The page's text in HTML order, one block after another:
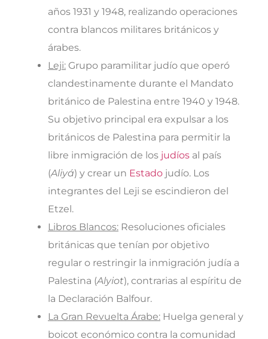
años 1931 y 1948, realizando operaciones
contra blancos militares británicos y
árabes.
Leji: Grupo paramilitar judío que operó
clandestinamente durante el Mandato
británico de Palestina entre 1940 y 1948.
Su objetivo principal era expulsar a los
británicos de Palestina para permitir la
libre inmigración de los judíos al país
(Aliyá) y crear un Estado judío. Los
integrantes del Leji se escindieron del
Etzel.
Libros Blancos: Resoluciones oficiales
británicas que tenían por objetivo
regular o restringir la inmigración judía a
Palestina (Alyiot), contrarias al espíritu de
la Declaración Balfour.
La Gran Revuelta Árabe: Huelga general y
boicot económico contra la comunidad